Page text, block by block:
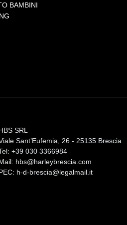
BAMBINI
SRL
Sant’Eufemia, 26 - 25135 Brescia
+39 030 3366984
hbs@harleybrescia.com
h-d-brescia@legalmail.it